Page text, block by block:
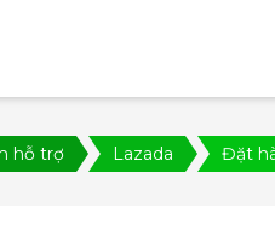
hỗ trợ Lazada Đặt